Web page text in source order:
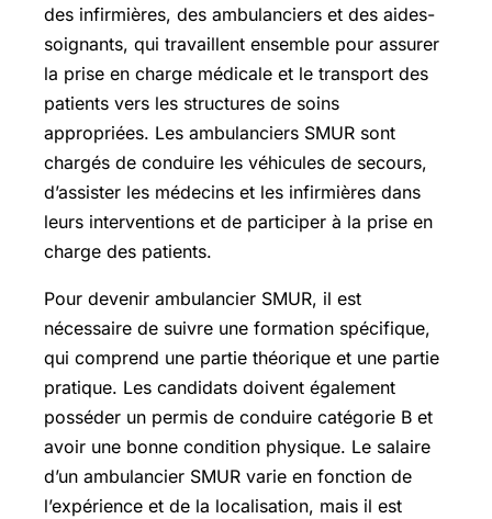
des infirmières, des ambulanciers et des aides-
soignants, qui travaillent ensemble pour assurer
la prise en charge médicale et le transport des
patients vers les structures de soins
appropriées. Les ambulanciers SMUR sont
chargés de conduire les véhicules de secours,
d’assister les médecins et les infirmières dans
leurs interventions et de participer à la prise en
charge des patients.
Pour devenir ambulancier SMUR, il est
nécessaire de suivre une formation spécifique,
qui comprend une partie théorique et une partie
pratique. Les candidats doivent également
posséder un permis de conduire catégorie B et
avoir une bonne condition physique. Le salaire
d’un ambulancier SMUR varie en fonction de
l’expérience et de la localisation, mais il est